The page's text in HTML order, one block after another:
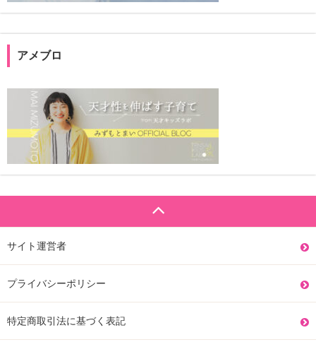
アメブロ
サイト運営者
プライバシーポリシー
特定商取引法に基づく表記